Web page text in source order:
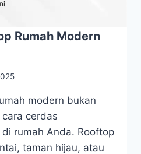
Rumah Modern
modern bukan
cerdas
rumah Anda. Rooftop
taman hijau, atau